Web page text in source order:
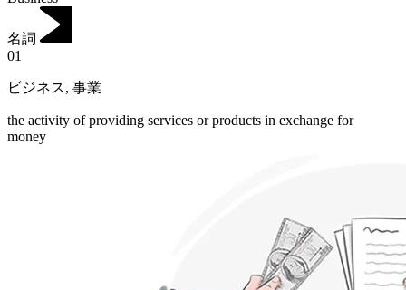
名詞
01
ビジネス, 事業
the activity of providing services or products in exchange for
money